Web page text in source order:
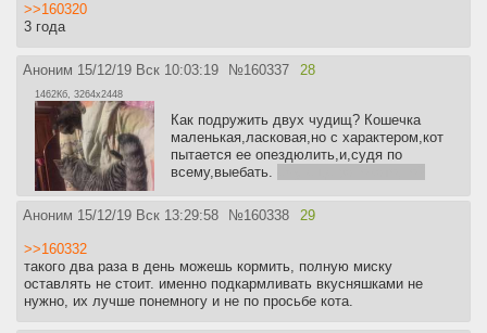
>>160320
3 года
Аноним 15/12/19 Вск 10:03:19 №160337 28
1462Кб, 3264x2448
Как подружить двух чудищ? Кошечка
маленькая,ласковая,но с характером,кот
пытается ее опездюлить,и,судя по
всему,выебать.
Аноним 15/12/19 Вск 13:29:58 №160338 29
>>160332
такого два раза в день можешь кормить, полную миску
оставлять не стоит. именно подкармливать вкусняшками не
нужно, их лучше понемногу и не по просьбе кота.